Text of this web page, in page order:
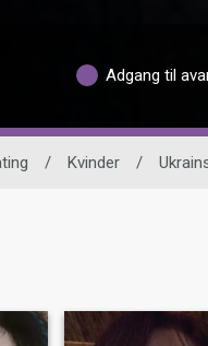
Adgang til
/ Kvinder /